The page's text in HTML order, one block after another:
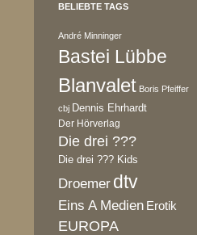
BELIEBTE TAGS
André Minninger
Bastei Lübbe
Blanvalet Boris Pfeiffer
cbj Dennis Ehrhardt
Der Hörverlag
Die drei ???
Die drei ??? Kids
Droemer dtv
Eins A Medien Erotik
EUROPA